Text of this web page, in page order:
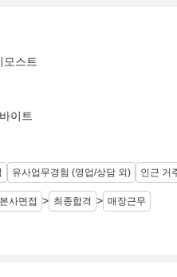
모스트
이트
유사업무경험 (영업/상담 외) 인근 거
본사면접 > 최종합격 > 매장근무